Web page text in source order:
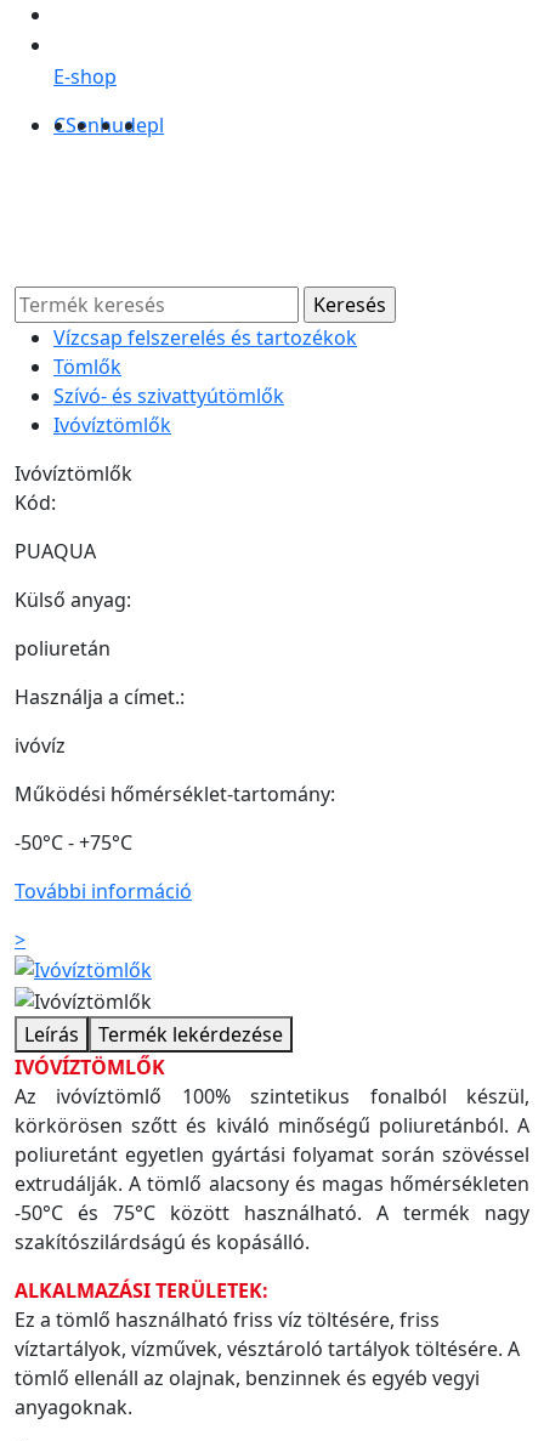
E-shop
CSenhudepl
Vízcsap felszerelés és tartozékok
Tömlők
Szívó- és szivattyútömlők
Ivóvíztömlők
Ivóvíztömlők
Kód:
PUAQUA
Külső anyag:
poliuretán
Használja a címet.:
ivóvíz
Működési hőmérséklet-tartomány:
-50°C - +75°C
További információ
>
Leírás
Termék lekérdezése
IVÓVÍZTÖMLŐK
Az ivóvíztömlő 100% szintetikus fonalból készül,
körkörösen szőtt és kiváló minőségű poliuretánból. A
poliuretánt egyetlen gyártási folyamat során szövéssel
extrudálják. A tömlő alacsony és magas hőmérsékleten
-50°C és 75°C között használható. A termék nagy
szakítószilárdságú és kopásálló.
ALKALMAZÁSI TERÜLETEK:
Ez a tömlő használható friss víz töltésére, friss
víztartályok, vízművek, vésztároló tartályok töltésére. A
tömlő ellenáll az olajnak, benzinnek és egyéb vegyi
anyagoknak.